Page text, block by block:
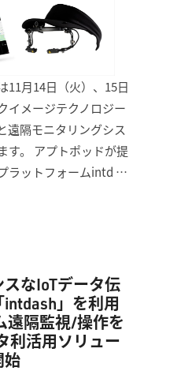
11月14日（火）、15日
イメージテクノロジー
遠隔モニタリングシス
す。 アプトポッドが提
ラットフォームintd …
なIoTデータ伝
」を利用
遠隔監視/操作を
利活用ソリュー
始